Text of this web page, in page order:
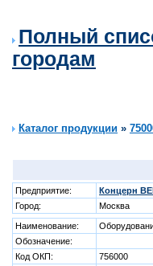
Полный
городам
Каталог продукции »
Предприятие:
Концерн
Город:
Москва
Наименование:
Обозначение:
Код ОКП:
756000